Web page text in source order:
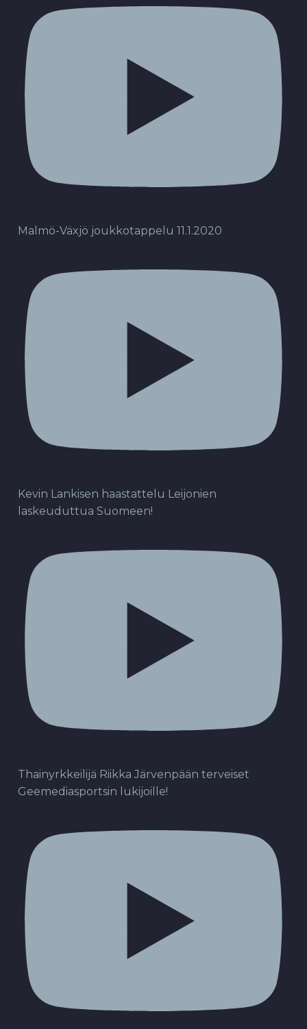
Malmö-Växjö joukkotappelu 11.1.2020
Kevin Lankisen haastattelu Leijonien
laskeuduttua Suomeen!
Thainyrkkeilijä Riikka Järvenpään terveiset
Geemediasportsin lukijoille!